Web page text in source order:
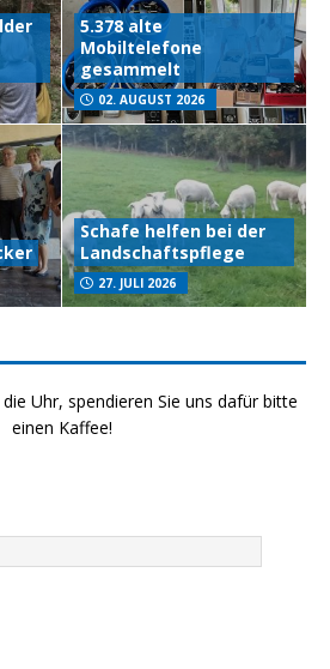
5.378 alte
Mobiltelefone
gesammelt
02. AUGUST 2026
Schafe helfen bei der
Landschaftspflege
27. JULI 2026
Uhr, spendieren Sie uns dafür bitte
einen Kaffee!